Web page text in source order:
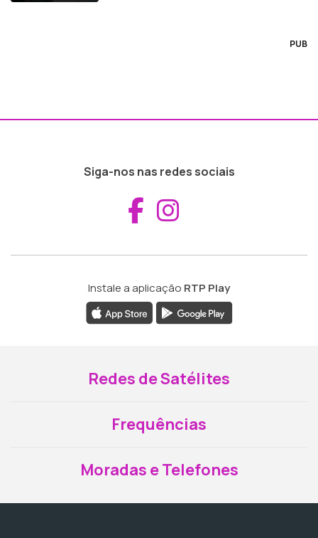
PUB
Siga-nos nas redes sociais
Aceder ao
Instale a aplicação RTP Play
Redes de Satélites
Frequências
Moradas e Telefones